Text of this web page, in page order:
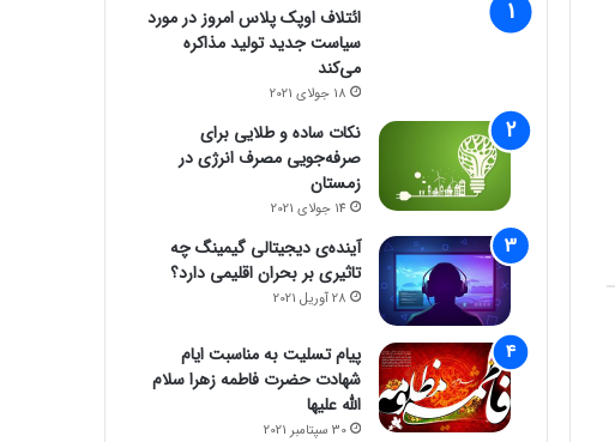
ائتلاف اوپک پلاس امروز در مورد
سیاست جدید تولید مذاکره
می‌کند
18 جولای 2021
نکات ساده و طلایی برای
صرفه‌جویی مصرف انرژی در
زمستان
14 جولای 2021
آینده‌ی دیجیتالی گیمینگ چه
تاثیری بر بحران اقلیمی دارد؟
28 آوریل 2021
پیام تسلیت به مناسبت ایام
شهادت حضرت فاطمه زهرا سلام
الله علیها
30 سپتامبر 2021